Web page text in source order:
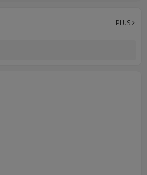
410x195x375mm
PLUS